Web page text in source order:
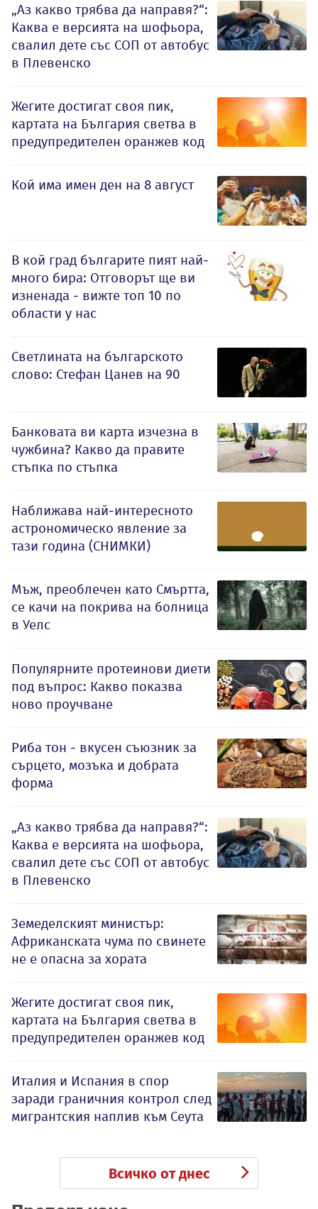
„Аз какво трябва да направя?“:
Каква е версията на шофьора,
свалил дете със СОП от автобус
в Плевенско
Жегите достигат своя пик,
картата на България светва в
предупредителен оранжев код
Кой има имен ден на 8 август
В кой град българите пият най-
много бира: Отговорът ще ви
изненада - вижте топ 10 по
области у нас
Светлината на българското
слово: Стефан Цанев на 90
Банковата ви карта изчезна в
чужбина? Какво да правите
стъпка по стъпка
Наближава най-интересното
астрономическо явление за
тази година (СНИМКИ)
Мъж, преоблечен като Смъртта,
се качи на покрива на болница
в Уелс
Популярните протеинови диети
под въпрос: Какво показва
ново проучване
Риба тон - вкусен съюзник за
сърцето, мозъка и добрата
форма
„Аз какво трябва да направя?“:
Каква е версията на шофьора,
свалил дете със СОП от автобус
в Плевенско
Земеделският министър:
Африканската чума по свинете
не е опасна за хората
Жегите достигат своя пик,
картата на България светва в
предупредителен оранжев код
Италия и Испания в спор
заради граничния контрол след
мигрантския наплив към Сеута
Всичко от днес